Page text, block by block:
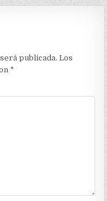
publicada. Los
*